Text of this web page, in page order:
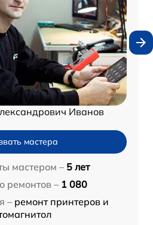
Иванов
мастера
мастером – 5 лет
ремонтов – 1 080
– ремонт принтеров и